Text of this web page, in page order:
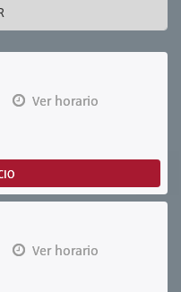
Ver horario
Ver horario